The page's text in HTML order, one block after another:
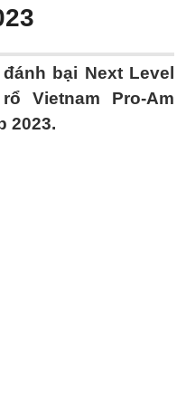
bại Next Level
Vietnam Pro-Am
2023.